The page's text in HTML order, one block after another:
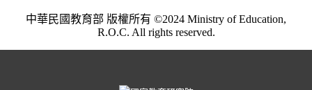
中華民國教育部 版權所有 ©2024 Ministry of Education,
R.O.C. All rights reserved.